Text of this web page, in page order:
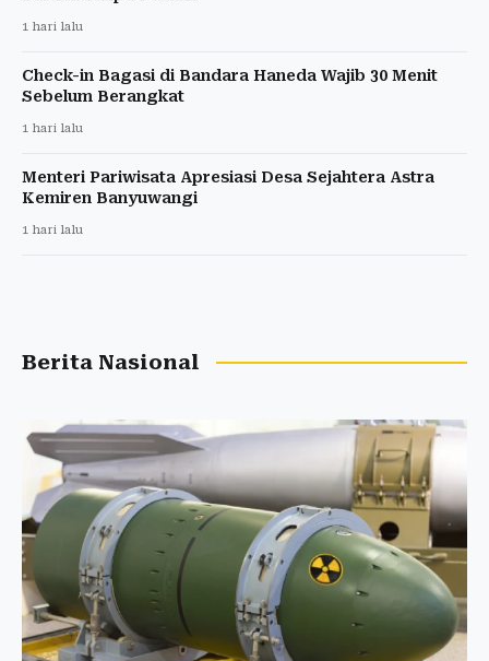
1 hari lalu
Check-in Bagasi di Bandara Haneda Wajib 30 Menit
Sebelum Berangkat
1 hari lalu
Menteri Pariwisata Apresiasi Desa Sejahtera Astra
Kemiren Banyuwangi
1 hari lalu
Berita Nasional